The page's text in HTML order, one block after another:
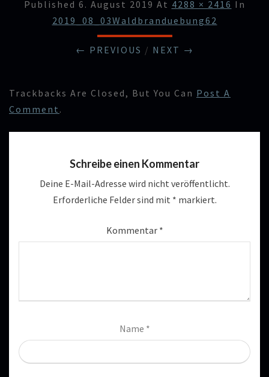
Published 6. August 2019 At 4288 × 2416 In
2019_08_03Waldbranduebung62
← PREVIOUS / NEXT →
Trackbacks Are Closed, But You Can Post A
Comment .
Schreibe einen Kommentar
Deine E-Mail-Adresse wird nicht veröffentlicht.
Erforderliche Felder sind mit * markiert.
Kommentar *
Name *